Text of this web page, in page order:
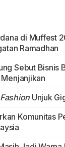
di Muffest
Ramadhan
Sebut Bisnis
Unjuk
Komunitas